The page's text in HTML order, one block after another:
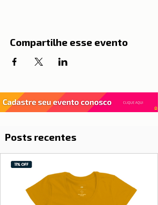
Compartilhe esse evento
Posts recentes